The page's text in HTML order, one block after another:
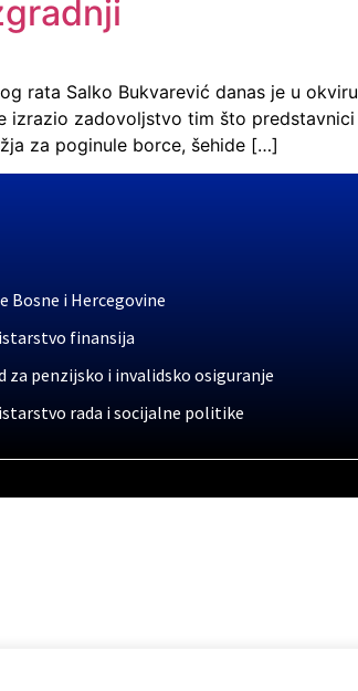
rata Salko Bukvarević danas je u okviru
izrazio zadovoljstvo tim što predstavnici
za poginule borce, šehide […]
Bosne i Hercegovine
finansija
za penzijsko i invalidsko osiguranje
rada i socijalne politike